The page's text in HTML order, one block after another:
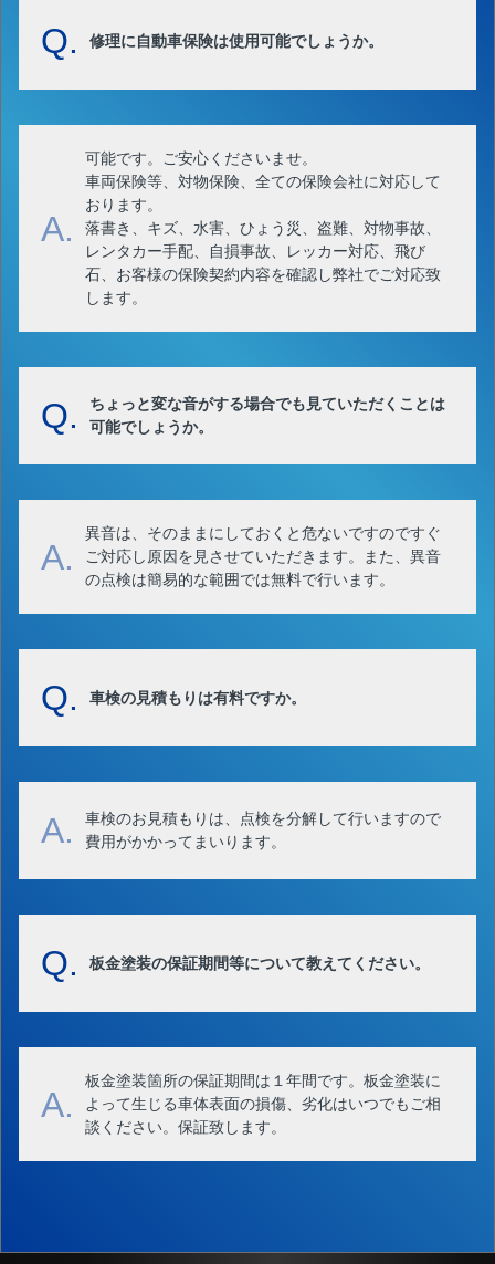
Q. 修理に自動車保険は使用可能でしょうか。
A.
可能です。ご安心くださいませ。
車両保険等、対物保険、全ての保険会社に対応して
おります。
落書き、キズ、水害、ひょう災、盗難、対物事故、
レンタカー手配、自損事故、レッカー対応、飛び
石、お客様の保険契約内容を確認し弊社でご対応致
します。
Q.
ちょっと変な音がする場合でも見ていただくことは
可能でしょうか。
A.
異音は、そのままにしておくと危ないですのですぐ
ご対応し原因を見させていただきます。また、異音
の点検は簡易的な範囲では無料で行います。
Q. 車検の見積もりは有料ですか。
A.
車検のお見積もりは、点検を分解して行いますので
費用がかかってまいります。
Q. 板金塗装の保証期間等について教えてください。
A.
板金塗装箇所の保証期間は１年間です。板金塗装に
よって生じる車体表面の損傷、劣化はいつでもご相
談ください。保証致します。